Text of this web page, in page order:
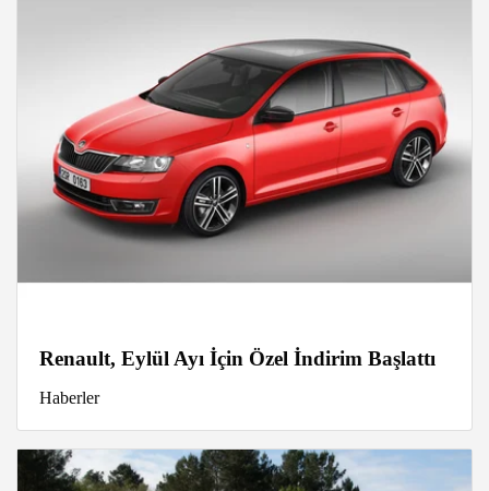
Renault, Eylül Ayı İçin Özel İndirim Başlattı
Haberler